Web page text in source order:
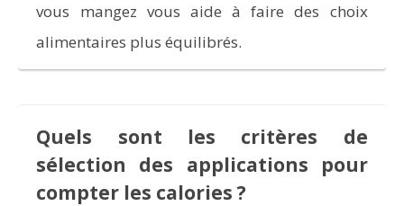
vous mangez vous aide à faire des choix
alimentaires plus équilibrés.
Quels sont les critères de
sélection des applications pour
compter les calories ?